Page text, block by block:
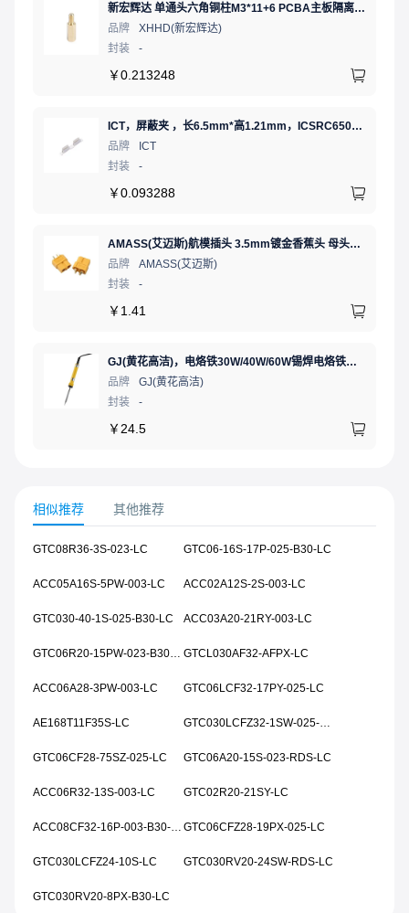
新宏辉达 单通头六角铜柱M3*11+6 PCBA主板隔离螺柱
品牌
XHHD(新宏辉达)
封装
-
￥0.213248
ICT，屏蔽夹 ，长6.5mm*高1.21mm，ICSRC6508SFR
品牌
ICT
封装
-
￥0.093288
AMASS(艾迈斯)航模插头 3.5mm镀金香蕉头 母头XT60-F.G.Y
品牌
AMASS(艾迈斯)
封装
-
￥ 1.41
GJ(黄花高洁)，电烙铁30W/40W/60W锡焊电烙铁焊接工具电焊笔手机电子维修（内热35W），NO.435(35W)
品牌
GJ(黄花高洁)
封装
-
￥ 24.5
相似推荐 其他推荐
GTC08R36-3S-023-LC GTC06-16S-17P-025-B30-LC
ACC05A16S-5PW-003-LC ACC02A12S-2S-003-LC
GTC030-40-1S-025-B30-LC ACC03A20-21RY-003-LC
GTCL030AF32-AFPX-LC
ACC06A28-3PW-003-LC GTC06LCF32-17PY-025-LC
AE168T11F35S-LC
GTC06CF28-75SZ-025-LC GTC06A20-15S-023-RDS-LC
ACC06R32-13S-003-LC GTC02R20-21SY-LC
GTC06CFZ28-19PX-025-LC
GTC030LCFZ24-10S-LC GTC030RV20-24SW-RDS-LC
GTC030RV20-8PX-B30-LC